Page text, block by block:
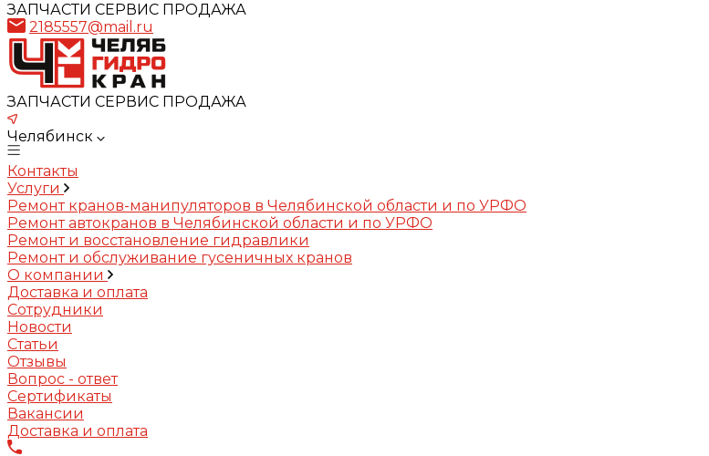
ЗАПЧАСТИ СЕРВИС ПРОДАЖА
2185557@mail.ru
ЗАПЧАСТИ СЕРВИС ПРОДАЖА
Челябинск
Контакты
Услуги
Ремонт кранов-манипуляторов в Челябинской области и по УРФО
Ремонт автокранов в Челябинской области и по УРФО
Ремонт и восстановление гидравлики
Ремонт и обслуживание гусеничных кранов
О компании
Доставка и оплата
Сотрудники
Новости
Статьи
Отзывы
Вопрос - ответ
Сертификаты
Вакансии
Доставка и оплата